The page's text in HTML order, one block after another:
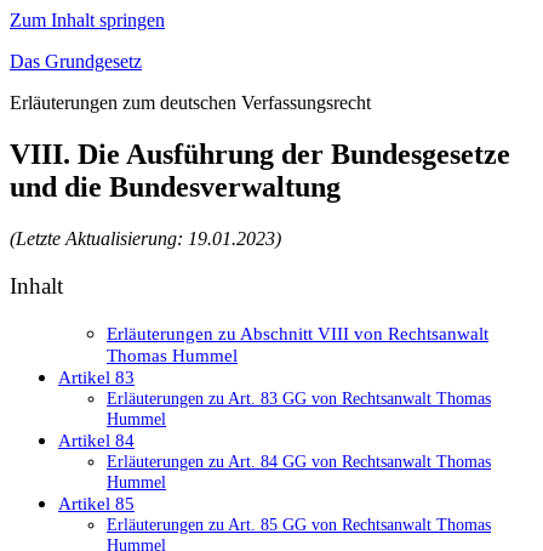
Zum Inhalt springen
Das Grundgesetz
Erläuterungen zum deutschen Verfassungsrecht
VIII. Die Ausführung der Bundesgesetze
und die Bundesverwaltung
(Letzte Aktualisierung: 19.01.2023)
Inhalt
Erläuterungen zu Abschnitt VIII von Rechtsanwalt
Thomas Hummel
Artikel 83
Erläuterungen zu Art. 83 GG von Rechtsanwalt Thomas
Hummel
Artikel 84
Erläuterungen zu Art. 84 GG von Rechtsanwalt Thomas
Hummel
Artikel 85
Erläuterungen zu Art. 85 GG von Rechtsanwalt Thomas
Hummel